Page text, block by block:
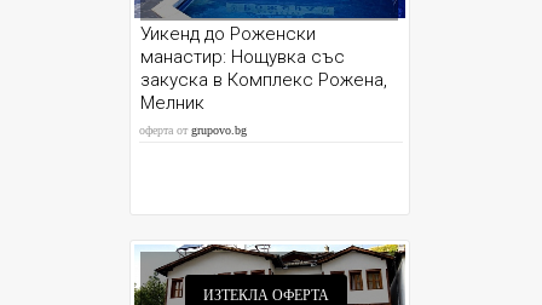
Уикенд до Роженски
манастир: Нощувка със
закуска в Комплекс Рожена,
Мелник
оферта отgrupovo.bg
ИЗТЕКЛА ОФЕРТА